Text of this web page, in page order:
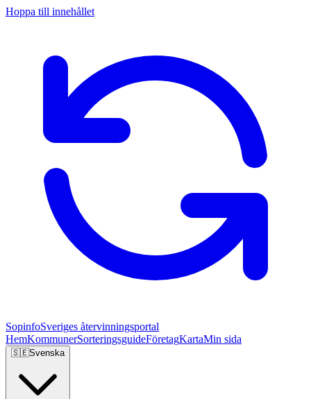
Hoppa till innehållet
SopinfoSveriges återvinningsportal
HemKommunerSorteringsguideFöretagKartaMin sida
🇸🇪Svenska